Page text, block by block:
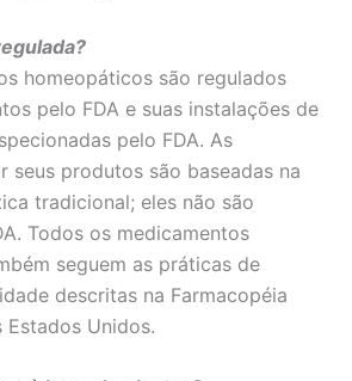
homeopáticos são regulados
pelo FDA e suas instalações de
pelo FDA. As
seus produtos são baseadas na
tradicional; eles não são
Todos os medicamentos
seguem as práticas de
descritas na Farmacopéia
Unidos.